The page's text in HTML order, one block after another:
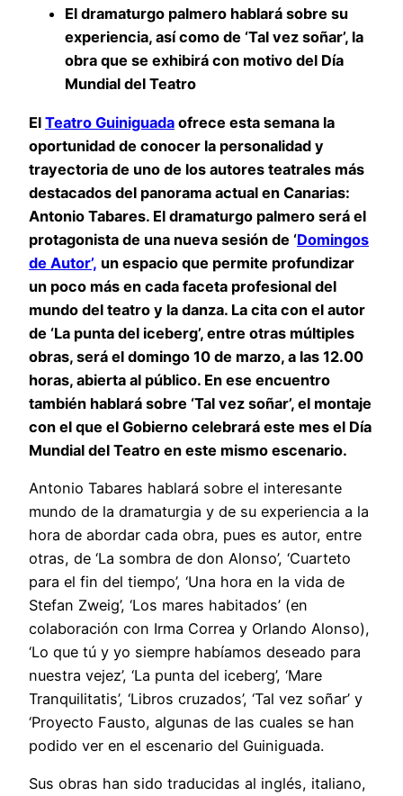
El dramaturgo palmero hablará sobre su
experiencia, así como de ‘Tal vez soñar’, la
obra que se exhibirá con motivo del Día
Mundial del Teatro
El Teatro Guiniguada ofrece esta semana la
oportunidad de conocer la personalidad y
trayectoria de uno de los autores teatrales más
destacados del panorama actual en Canarias:
Antonio Tabares. El dramaturgo palmero será el
protagonista de una nueva sesión de ‘Domingos
de Autor’, un espacio que permite profundizar
un poco más en cada faceta profesional del
mundo del teatro y la danza. La cita con el autor
de ‘La punta del iceberg’, entre otras múltiples
obras, será el domingo 10 de marzo, a las 12.00
horas, abierta al público. En ese encuentro
también hablará sobre ‘Tal vez soñar’, el montaje
con el que el Gobierno celebrará este mes el Día
Mundial del Teatro en este mismo escenario.
Antonio Tabares hablará sobre el interesante
mundo de la dramaturgia y de su experiencia a la
hora de abordar cada obra, pues es autor, entre
otras, de ‘La sombra de don Alonso’, ‘Cuarteto
para el fin del tiempo’, ‘Una hora en la vida de
Stefan Zweig’, ‘Los mares habitados’ (en
colaboración con Irma Correa y Orlando Alonso),
‘Lo que tú y yo siempre habíamos deseado para
nuestra vejez’, ‘La punta del iceberg’, ‘Mare
Tranquilitatis’, ‘Libros cruzados’, ‘Tal vez soñar’ y
‘Proyecto Fausto, algunas de las cuales se han
podido ver en el escenario del Guiniguada.
Sus obras han sido traducidas al inglés, italiano,